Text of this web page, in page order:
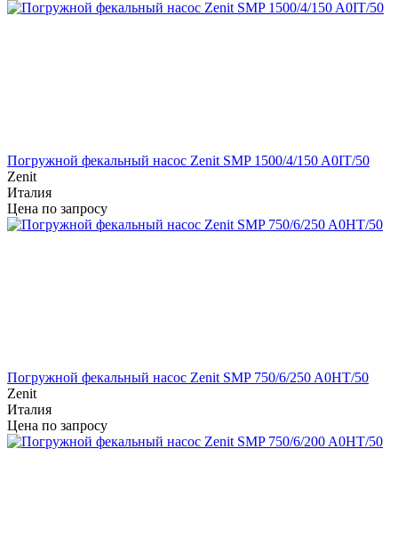
Погружной фекальный насос Zenit SMP 1500/4/150 A0IT/50
Zenit
Италия
Цена по запросу
Погружной фекальный насос Zenit SMP 750/6/250 A0HT/50
Zenit
Италия
Цена по запросу